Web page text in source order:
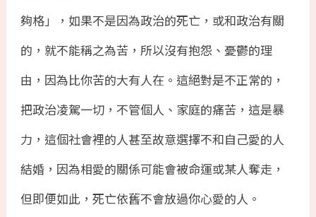
夠格」，如果不是因為政治的死亡，或和政治有關
的，就不能稱之為苦，所以沒有抱怨、憂鬱的理
由，因為比你苦的大有人在。這絕對是不正常的，
把政治凌駕一切，不管個人、家庭的痛苦，這是暴
力，這個社會裡的人甚至故意選擇不和自己愛的人
結婚，因為相愛的關係可能會被命運或某人奪走，
但即便如此，死亡依舊不會放過你心愛的人。